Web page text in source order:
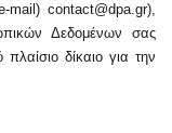
mail) contact@dpa.gr),
Δεδομένων σας
πλαίσιο δίκαιο για την